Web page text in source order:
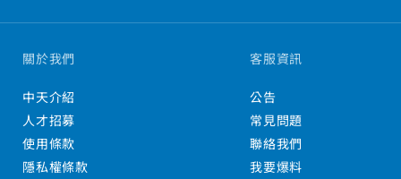
關於我們
中天介紹
人才招募
使用條款
隱私權條款
客服資訊
公告
常見問題
聯絡我們
我要爆料